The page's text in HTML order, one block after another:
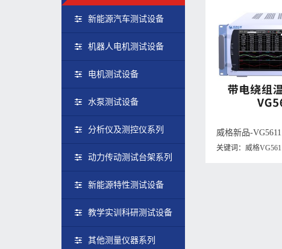
新能源汽车测试设备
机器人电机测试设备
电机测试设备
水泵测试设备
分析仪及测控仪系列
动力传动测试台架系列
新能源特性测试设备
教学实训科研测试设备
其他测量仪器系列
关键词：威格